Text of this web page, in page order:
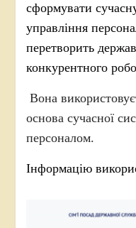
сформувати
управління
перетворить
конкурентного
Вона
основа сучасної
персоналом.
Інформацію